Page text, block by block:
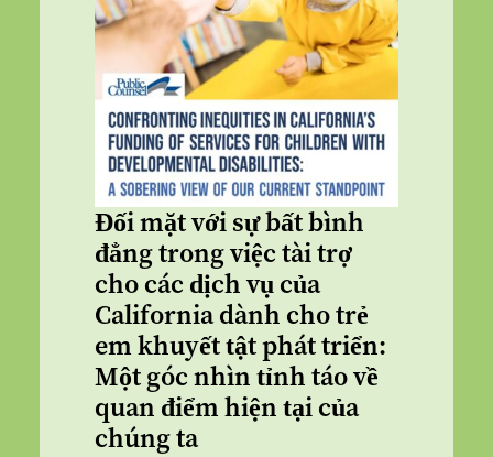
Đối mặt với sự bất bình
đẳng trong việc tài trợ
cho các dịch vụ của
California dành cho trẻ
em khuyết tật phát triển:
Một góc nhìn tỉnh táo về
quan điểm hiện tại của
chúng ta